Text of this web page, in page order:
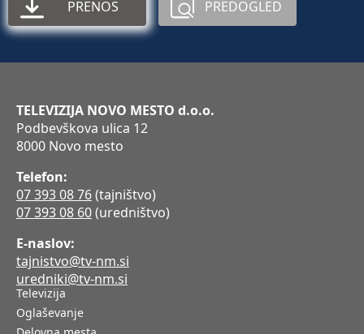
PRENOS PREDOGLED
TELEVIZIJA NOVO MESTO d.o.o.
Podbevškova ulica 12
8000 Novo mesto
Telefon:
07 393 08 76(tajništvo)
07 393 08 60(uredništvo)
E-naslov:
tajnistvo@tv-nm.si
uredniki@tv-nm.si
Televizija
Oglaševanje